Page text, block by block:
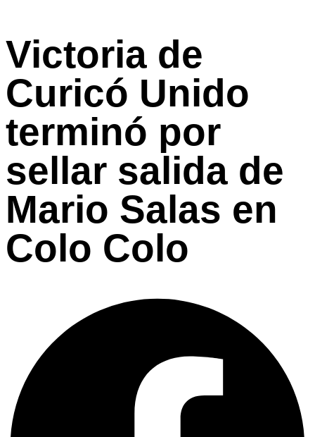
Victoria de
Curicó Unido
terminó por
sellar salida de
Mario Salas en
Colo Colo